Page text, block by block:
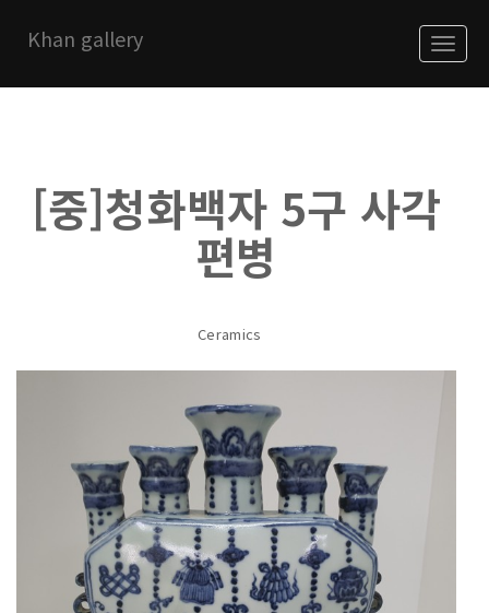
Khan gallery
China Exhibitions
[중]청화백자 5구 사각
편병
Ceramics